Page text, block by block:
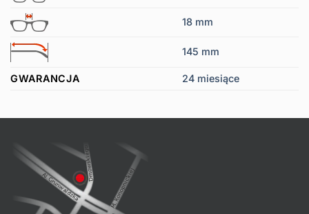
18 mm
145 mm
GWARANCJA 24 miesiące